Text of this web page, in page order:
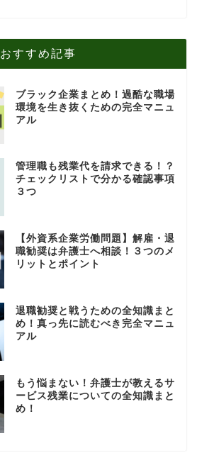
おすすめ記事
ブラック企業まとめ！過酷な職場
環境を生き抜くための完全マニュ
アル
管理職も残業代を請求できる！？
チェックリストで分かる確認事項
３つ
【外資系企業労働問題】解雇・退
職勧奨は弁護士へ相談！３つのメ
リットとポイント
退職勧奨と戦うための全知識まと
め！真っ先に読むべき完全マニュ
アル
もう悩まない！弁護士が教えるサ
ービス残業についての全知識まと
め！